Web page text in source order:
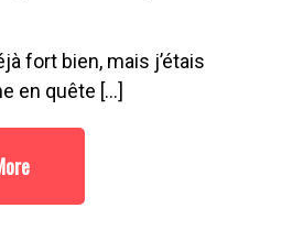
fort bien, mais j’étais
en quête […]